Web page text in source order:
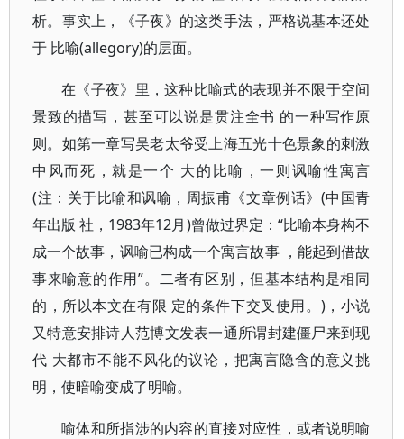
析。事实上，《子夜》的这类手法，严格说基本还处
于 比喻(allegory)的层面。
在《子夜》里，这种比喻式的表现并不限于空间
景致的描写，甚至可以说是贯注全书 的一种写作原
则。如第一章写吴老太爷受上海五光十色景象的刺激
中风而死，就是一个 大的比喻，一则讽喻性寓言
(注：关于比喻和讽喻，周振甫《文章例话》(中国青
年出版 社，1983年12月)曾做过界定：“比喻本身构不
成一个故事，讽喻已构成一个寓言故事 ，能起到借故
事来喻意的作用”。二者有区别，但基本结构是相同
的，所以本文在有限 定的条件下交叉使用。)，小说
又特意安排诗人范博文发表一通所谓封建僵尸来到现
代 大都市不能不风化的议论，把寓言隐含的意义挑
明，使暗喻变成了明喻。
喻体和所指涉的内容的直接对应性，或者说明喻